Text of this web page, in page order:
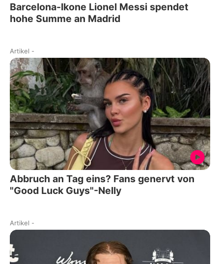
Barcelona-Ikone Lionel Messi spendet
hohe Summe an Madrid
Artikel -
Abbruch an Tag eins? Fans genervt von
"Good Luck Guys"-Nelly
Artikel -